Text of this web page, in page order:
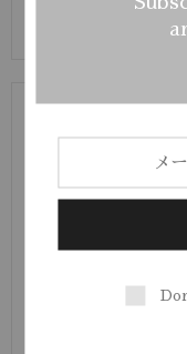
July 2, 2025
私たちの淘宝（タオ
https://
いたします！または
てください。 我们的
或者可以直接在淘宝